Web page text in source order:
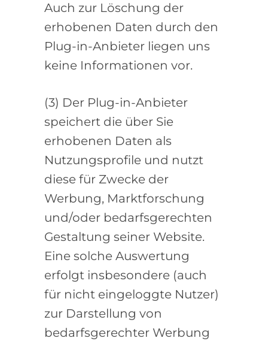
Auch zur Löschung der
erhobenen Daten durch den
Plug-in-Anbieter liegen uns
keine Informationen vor.
(3) Der Plug-in-Anbieter
speichert die über Sie
erhobenen Daten als
Nutzungsprofile und nutzt
diese für Zwecke der
Werbung, Marktforschung
und/oder bedarfsgerechten
Gestaltung seiner Website.
Eine solche Auswertung
erfolgt insbesondere (auch
für nicht eingeloggte Nutzer)
zur Darstellung von
bedarfsgerechter Werbung